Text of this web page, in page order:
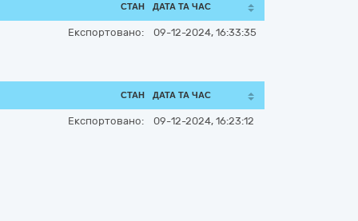
СТАН ДАТА ТА ЧАС
Експортовано: 09-12-2024, 16:33:35
СТАН ДАТА ТА ЧАС
Експортовано: 09-12-2024, 16:23:12